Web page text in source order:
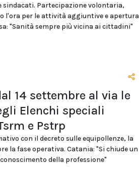
sindacati. Partecipazione volontaria,
l'ora per le attività aggiuntive e apertura
"Sanità sempre più vicina ai cittadini"
14 settembre al via le
Elenchi speciali
e Pstrp
con il decreto sulle equipollenze, la
la fase operativa. Catania: "Si chiude un
della professione"